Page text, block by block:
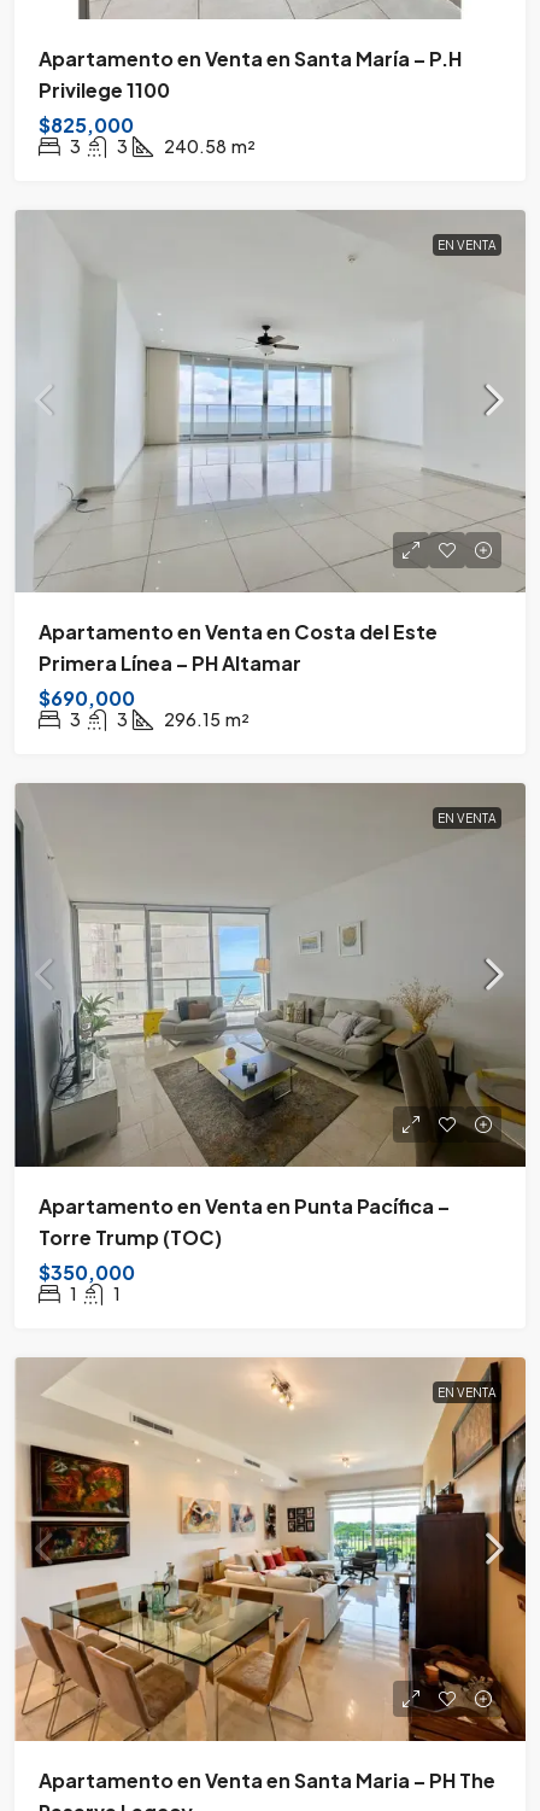
Apartamento en Venta en Santa María – P.H
Privilege 1100
$825,000
3 3 240.58 m²
EN VENTA
Apartamento en Venta en Costa del Este
Primera Línea – PH Altamar
$690,000
3 3 296.15 m²
EN VENTA
Apartamento en Venta en Punta Pacífica –
Torre Trump (TOC)
$350,000
1 1
EN VENTA
Apartamento en Venta en Santa Maria – PH The